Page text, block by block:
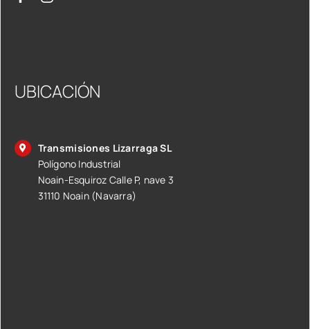
UBICACIÓN
Transmisiones Lizarraga SL
Polígono Industrial
Noain-Esquiroz Calle P, nave 3
31110 Noain (Navarra)